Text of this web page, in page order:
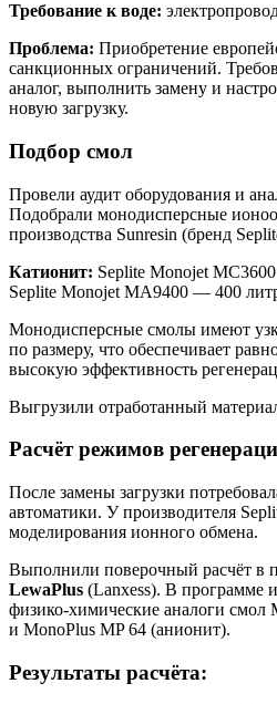
Требование к воде:
Проблема: Приобретение
санкционных ограничений.
аналог, выполнить замену и
новую загрузку.
Подбор смол
Провели аудит оборудования и
Подобрали монодисперсные
производства Sunresin (бренд
Катионит: Seplite Monojet
Seplite Monojet MA9400 — 400
Монодисперсные смолы имеют
по размеру, что обеспечивает
высокую эффективность
Выгрузили отработанный
Расчёт режимов
После замены загрузки
автоматики. У производителя
моделирования ионного обмена.
Выполнили поверочный расчёт в
LewaPlus (Lanxess). В программе
физико-химические аналоги смол
и MonoPlus MP 64 (анионит).
Результаты расчёта: